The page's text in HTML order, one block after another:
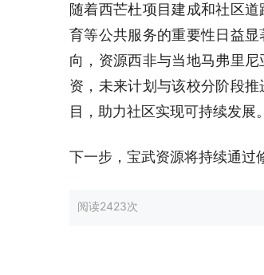
随着西芒杜项目建成和社区
育等公共服务的重要性日益
向，资源西非与当地马弗里
资，未来计划与该校分阶段
目，助力社区实现可持续发展。
下一步，宝武资源将持续通过
阅读2423次